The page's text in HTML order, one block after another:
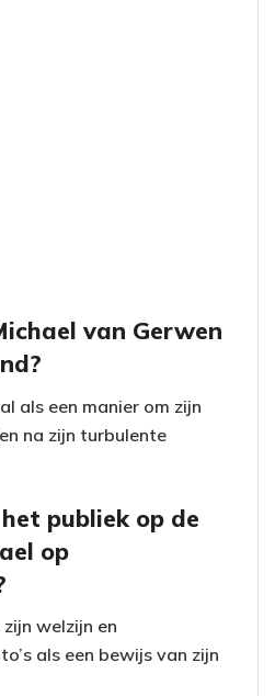
van Gerwen
als een manier om zijn
na zijn turbulente
publiek op de
op
welzijn en
als een bewijs van zijn